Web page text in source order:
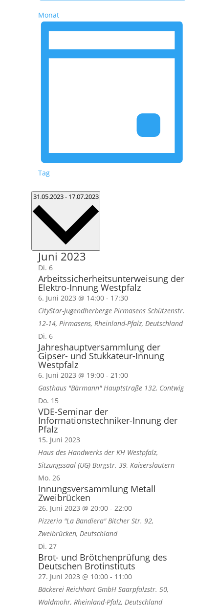
Monat
Tag
31.05.2023- 17.07.2023Datum
Juni 2023
Di.6
Arbeitssicherheitsunterweisung der
Elektro-Innung Westpfalz
6. Juni 2023 @ 14:00 - 17:30
CityStar-Jugendherberge PirmasensSchützenstr.
12-14, Pirmasens, Rheinland-Pfalz, Deutschland
Di.6
Jahreshauptversammlung der
Gipser- und Stukkateur-Innung
Westpfalz
6. Juni 2023 @ 19:00 -21:00
Gasthaus "Bärmann"Hauptstraße 132, Contwig
Do. 15
VDE-Seminar der
Informationstechniker-Innung der
Pfalz
15. Juni 2023
Haus des Handwerks der KH Westpfalz,
Sitzungssaal (UG)Burgstr. 39, Kaiserslautern
Mo.26
Innungsversammlung Metall
Zweibrücken
26. Juni 2023 @ 20:00 -22:00
Pizzeria "La Bandiera"Bitcher Str. 92,
Zweibrücken, Deutschland
Di.27
Brot- und Brötchenprüfung des
Deutschen Brotinstituts
27. Juni 2023 @ 10:00 - 11:00
Bäckerei Reichhart GmbHSaarpfalzstr. 50,
Waldmohr, Rheinland-Pfalz, Deutschland